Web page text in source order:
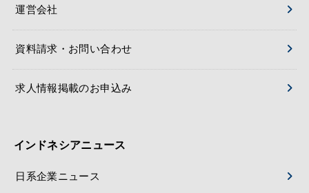
運営会社
資料請求・お問い合わせ
求人情報掲載のお申込み
インドネシアニュース
日系企業ニュース